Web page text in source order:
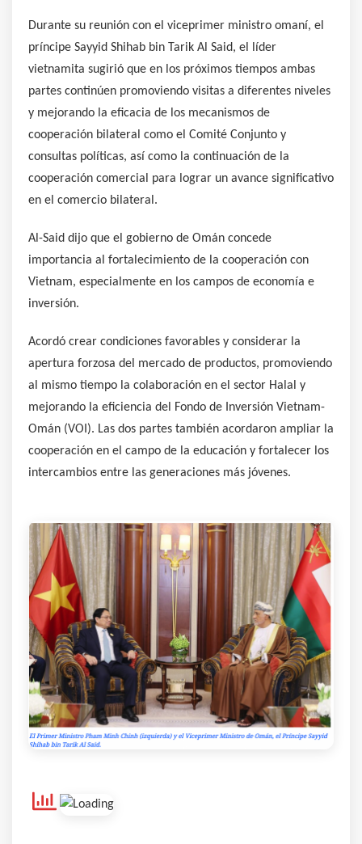
Durante su reunión con el viceprimer ministro omaní, el
príncipe Sayyid Shihab bin Tarik Al Said, el líder
vietnamita sugirió que en los próximos tiempos ambas
partes continúen promoviendo visitas a diferentes niveles
y mejorando la eficacia de los mecanismos de
cooperación bilateral como el Comité Conjunto y
consultas políticas, así como la continuación de la
cooperación comercial para lograr un avance significativo
en el comercio bilateral.
Al-Said dijo que el gobierno de Omán concede
importancia al fortalecimiento de la cooperación con
Vietnam, especialmente en los campos de economía e
inversión.
Acordó crear condiciones favorables y considerar la
apertura forzosa del mercado de productos, promoviendo
al mismo tiempo la colaboración en el sector Halal y
mejorando la eficiencia del Fondo de Inversión Vietnam-
Omán (VOI). Las dos partes también acordaron ampliar la
cooperación en el campo de la educación y fortalecer los
intercambios entre las generaciones más jóvenes.